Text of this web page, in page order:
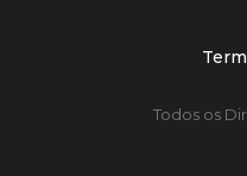
Todos os